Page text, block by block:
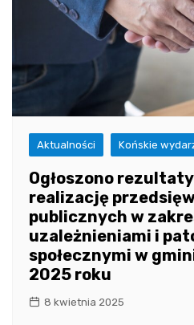
Aktualności Końskie
Ogłoszono
realizację
publicznych w
uzależnieniami i
społecznymi w
2025 roku
8 kwietnia 2025